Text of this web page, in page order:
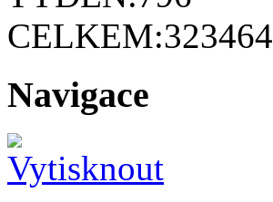
CELKEM:323464
Navigace